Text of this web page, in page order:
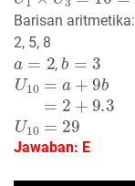
Barisan aritmetika:
2, 5, 8
a=2
,
b
U10 =a+ 9 =2+
Jawaban: E